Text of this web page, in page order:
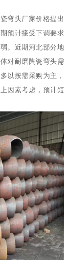
弯头厂家价格提出
预计接受下调要求
。近期河北部分地
对耐磨陶瓷弯头需
以按需采购为主，
因素考虑，预计短